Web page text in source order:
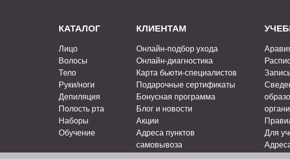
КАТАЛОГ
Лицо
Волосы
Тело
Руки/ноги
Депиляция
Полость рта
Наборы
Обучение
КЛИЕНТАМ
Онлайн-подбор ухода
Онлайн-диагностика
Карта бьюти-специалистов
Подарочные сертификаты
Бонусная программа
Блог и новости
Акции
Адреса пунктов
самовывоза
Для